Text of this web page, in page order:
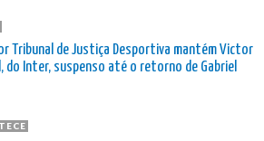
Tribunal de Justiça Desportiva mantém Victor
do Inter, suspenso até o retorno de Gabriel